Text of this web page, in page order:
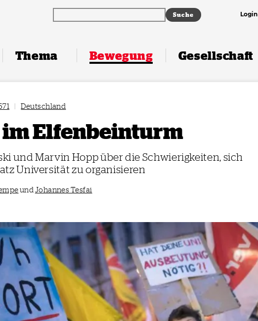
Login
Thema Bewegung Gesellschaft
| Deutschland
Elfenbeinturm
und Marvin Hopp über die Schwierigkeiten, sich
Universität zu organisieren
undJohannes Tesfai